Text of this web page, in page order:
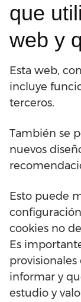
que
web y
Esta web,
incluye
terceros.
También se
nuevos
Esto puede
cookies no
Es
informar y
estudio y